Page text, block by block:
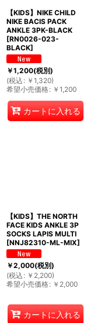
【KIDS】NIKE CHILD
NIKE BACIS PACK
ANKLE 3PK-BLACK
[RN0026-023-
BLACK]
￥1,200(税別)
(税込 : ￥ 1,320)
希望小売価格: ￥ 1,200
カートに入れる
【KIDS】THE NORTH
FACE KIDS ANKLE 3P
SOCKS LAPIS MULTI
[NNJ82310-ML-MIX]
￥2,000(税別)
(税込 : ￥ 2,200)
希望小売価格: ￥ 2,000
カートに入れる